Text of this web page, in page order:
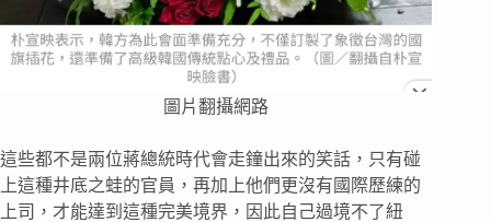
圖片翻攝網路
這些都不是兩位蔣總統時代會走鐘出來的笑話，只有碰
上這種井底之蛙的官員，再加上他們更沒有國際歷練的
上司，才能達到這種完美境界，因此自己過境不了紐